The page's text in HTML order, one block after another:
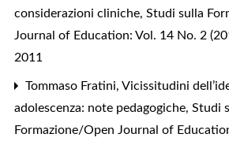
considerazioni cliniche, Studi sulla
Journal of Education: Vol. 14 No. 2
2011
Tommaso Fratini, Vicissitudini
adolescenza: note pedagogiche, Studi
Formazione/Open Journal of